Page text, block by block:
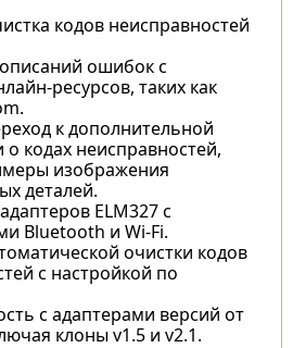
кодов неисправностей
ошибок с
ресурсов, таких как
к дополнительной
кодах неисправностей,
изображения
деталей.
ELM327 с
Bluetooth и Wi-Fi.
очистки кодов
с настройкой по
с адаптерами версий от
клоны v1.5 и v2.1.